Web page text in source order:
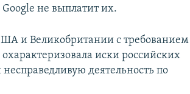
не выплатит их.
и Великобритании с требованием
иски российских
деятельность по